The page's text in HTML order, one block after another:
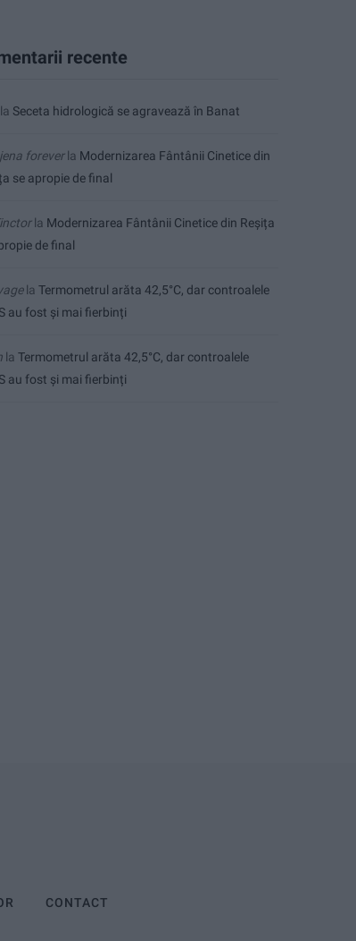
recente
la Seceta hidrologică se agravează în Banat
foreverla Modernizarea Fântânii Cinetice din
se apropie de final
la Modernizarea Fântânii Cinetice din Reșița
de final
la Termometrul arăta 42,5°C, dar controalele
au fost și mai fierbinți
la Termometrul arăta 42,5°C, dar controalele
au fost și mai fierbinți
CONTACT